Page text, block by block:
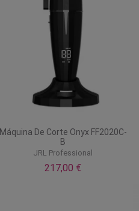
Máquina De Corte Onyx FF2020C-
B
JRL Professional
217,00 €